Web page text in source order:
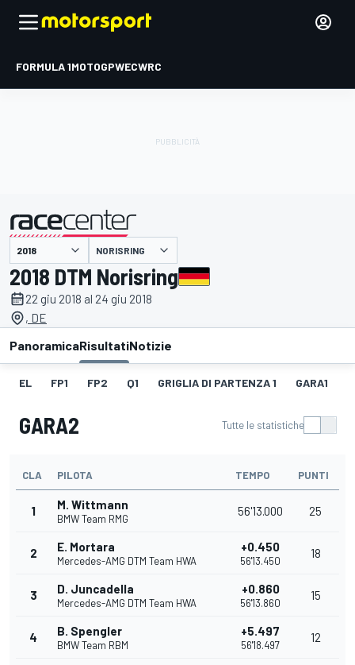
FORMULA 1MOTOGPWECWRC
presentato da NORISRING
2018 DTM Norisring
22 giu 2018 al 24 giu 2018
, DE
PanoramicaRisultatiNotizie
EL FP1 FP2 Q1 GRIGLIA DI PARTENZA 1 GARA1
GARA2 Tutte le statistiche
CLA PILOTA TEMPO PUNTI
1 M. Wittmann
BMW Team RMG
56'13.000 25
2 E. Mortara
Mercedes-AMG DTM Team HWA
+0.450
56'13.450
18
3 D. Juncadella
Mercedes-AMG DTM Team HWA
+0.860
56'13.860
15
4 B. Spengler
BMW Team RBM
+5.497
56'18.497
12